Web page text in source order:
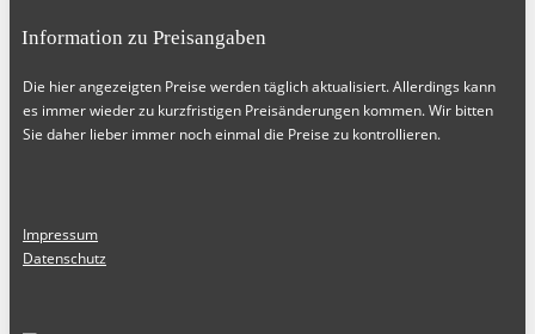
Information zu Preisangaben
Die hier angezeigten Preise werden täglich aktualisiert. Allerdings kann
es immer wieder zu kurzfristigen Preisänderungen kommen. Wir bitten
Sie daher lieber immer noch einmal die Preise zu kontrollieren.
Impressum
Datenschutz